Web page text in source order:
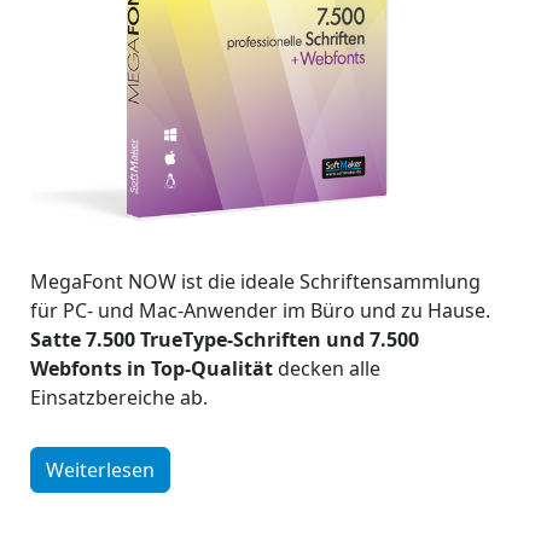
MegaFont NOW ist die ideale Schriftensammlung
für PC- und Mac-Anwender im Büro und zu Hause.
Satte 7.500 TrueType-Schriften und 7.500
Webfonts in Top-Qualitätdecken alle
Einsatzbereiche ab.
Weiterlesen